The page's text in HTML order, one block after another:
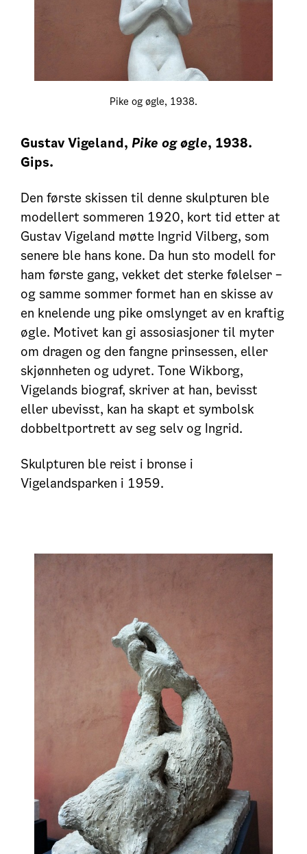
Pike og øgle, 1938.
Gustav Vigeland, Pike og øgle, 1938.
Gips.
Den første skissen til denne skulpturen ble
modellert sommeren 1920, kort tid etter at
Gustav Vigeland møtte Ingrid Vilberg, som
senere ble hans kone. Da hun sto modell for
ham første gang, vekket det sterke følelser –
og samme sommer formet han en skisse av
en knelende ung pike omslynget av en kraftig
øgle. Motivet kan gi assosiasjoner til myter
om dragen og den fangne prinsessen, eller
skjønnheten og udyret. Tone Wikborg,
Vigelands biograf, skriver at han, bevisst
eller ubevisst, kan ha skapt et symbolsk
dobbeltportrett av seg selv og Ingrid.
Skulpturen ble reist i bronse i
Vigelandsparken i 1959.